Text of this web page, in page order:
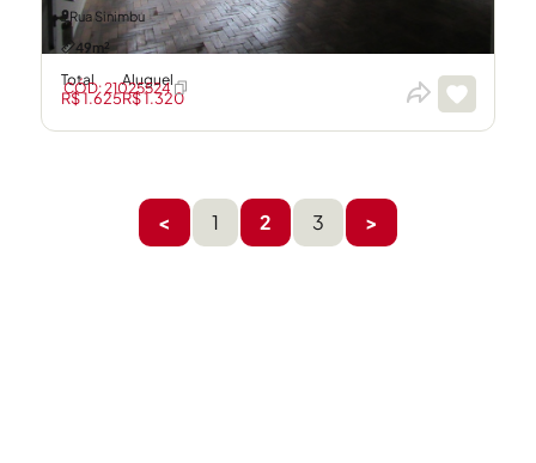
Rua Sinimbu
49m²
Total
R$ 1.625
Aluguel
R$ 1.320
CÓD: 21025524
< 1 2 3 >